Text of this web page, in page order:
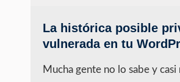
La histórica posible
vulnerada en tu
Mucha gente no lo sabe y casi